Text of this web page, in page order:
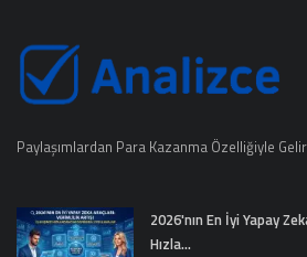
Paylaşımlardan Para Kazanma Özelliğiyle
2026'nın En İyi Yapay
Hızla...